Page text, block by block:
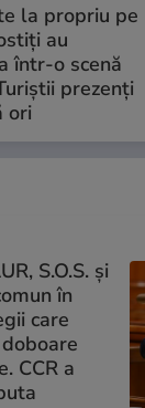
la propriu pe
au
într-o scenă
prezenți
ori
S.O.S. și
în
care
CCR a